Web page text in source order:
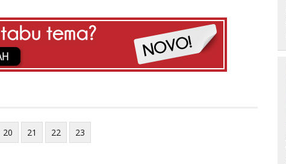
20 21 22 23